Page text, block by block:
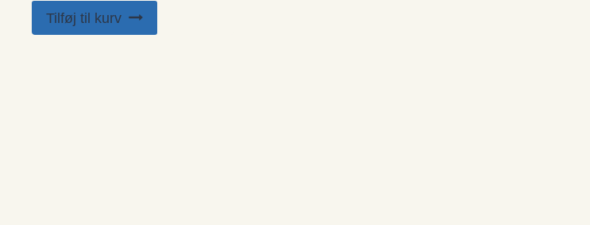
Tilføj til kurv